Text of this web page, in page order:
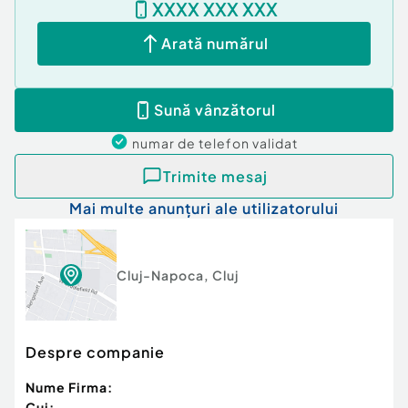
Cod ofertă / ID BLITZ: P173709
Id intern: P173709
Tip imobil:Bloc de apartamente
XXXX XXX XXX
Arată numărul
Sună vânzătorul
numar de telefon validat
Trimite mesaj
Mai multe anunțuri ale utilizatorului
Cluj-Napoca, Cluj
Despre companie
Nume Firma: